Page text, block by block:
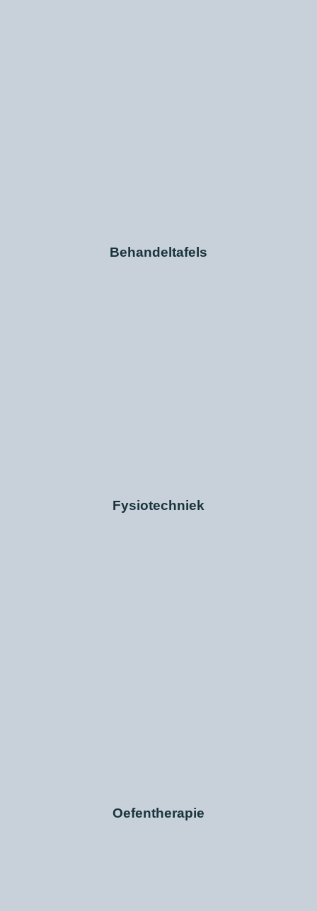
Behandeltafels
Fysiotechniek
Oefentherapie